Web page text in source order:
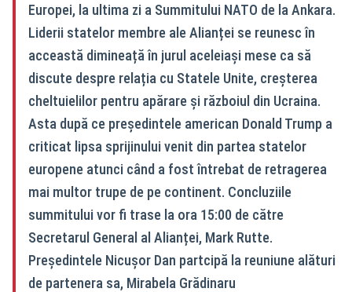
Europei, la ultima zi a Summitului NATO de la Ankara.
Liderii statelor membre ale Alianței se reunesc în
acceastă dimineață în jurul aceleiași mese ca să
discute despre relația cu Statele Unite, creșterea
cheltuielilor pentru apărare și războiul din Ucraina.
Asta după ce președintele american Donald Trump a
criticat lipsa sprijinului venit din partea statelor
europene atunci când a fost întrebat de retragerea
mai multor trupe de pe continent. Concluziile
summitului vor fi trase la ora 15:00 de către
Secretarul General al Alianței, Mark Rutte.
Președintele Nicușor Dan partcipă la reuniune alături
de partenera sa, Mirabela Grădinaru